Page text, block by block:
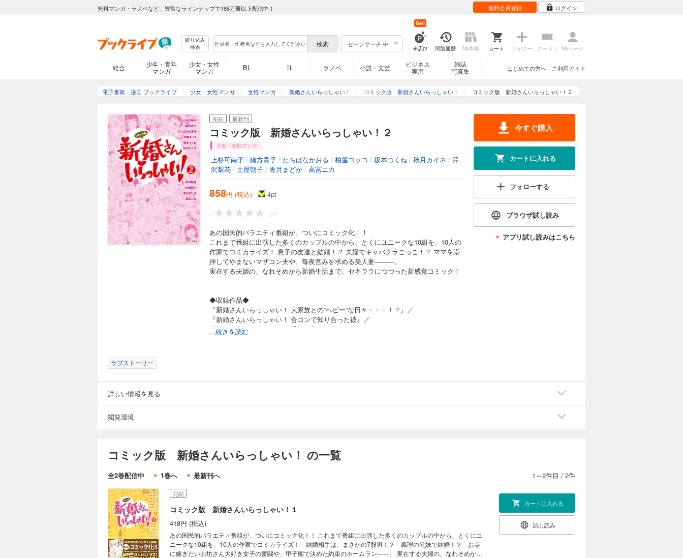
無料マンガ・ラノベなど、豊富なラインナップで188万冊以上配信中！ 無料会員登録 ログイン
絞り込み
検索
セーフサーチ 中
来店pt
Get!
閲覧履歴 My本棚 カート フォロー クーポン Myページ
総合
少年・青年
マンガ
少女・女性
マンガ
BL TL ラノベ 小説・文芸
ビジネス
実用
雑誌
写真集
ご利用ガイド
はじめての方へ
電子書籍・漫画 ブックライブ 少女・女性マンガ 女性マンガ 新婚さんいらっしゃい！ コミック版 新婚さんいらっしゃい！ コミック版 新婚さんいらっしゃい！２
完結 最新刊
コミック版 新婚さんいらっしゃい！２
少女・女性マンガ
上杉可南子 / 緒方貴子 / たちばなかおる / 柏屋コッコ / 坂本つくね / 秋月カイネ / 芹
沢梨花 / 土屋朝子 / 青月まどか / 高宮ニカ
858円 (税込) 4pt
-
0件
あの国民的バラエティ番組が、ついにコミック化！！
これまで番組に出演した多くのカップルの中から、とくにユニークな10組を、10人の
作家でコミカライズ！ 息子の友達と結婚！？ 夫婦でキャバクラごっこ！？ ママを崇
拝してやまないマザコン夫や、毎夜営みを求める美人妻―――。
実在する夫婦の、なれそめから新婚生活まで、セキララにつづった新感覚コミック！
◆収録作品◆
『新婚さんいらっしゃい！ 大家族との“ヘビー”な日々・・・！？』／
『新婚さんいらっしゃい！ 合コンで知り合った彼』／
『新婚さんいらっしゃい！ 妥協と勢いの先に・・・！？』／
『新婚さんいらっしゃい！年の差20歳！ダーリンは息子の友達』／
【この漫画は、朝日放送の「新婚さんいらっしゃい！」で放送されたエピソードをも
...続きを読む
今すぐ購入
カートに入れる
フォローする
ブラウザ試し読み
アプリ試し読みはこちら
ラブストーリー
詳しい情報を見る
閲覧環境
コミック版 新婚さんいらっしゃい！ の一覧
全2巻配信中 1巻へ 最新刊へ 1～2件目 / 2件
完結
コミック版 新婚さんいらっしゃい！１
418円 (税込)
あの国民的バラエティ番組が、ついにコミック化！！ これまで番組に出演した多くのカップルの中から、とくにユ
ニークな10組を、10人の作家でコミカライズ！ 結婚相手は、まさかの7股男！？ 義理の兄妹で結婚！？ お寺
に嫁ぎたいお坊さん大好き女子の奮闘や、甲子園で決めた約束のホームラン――。 実在する夫婦の、なれそめから
カートに入れる
試し読み